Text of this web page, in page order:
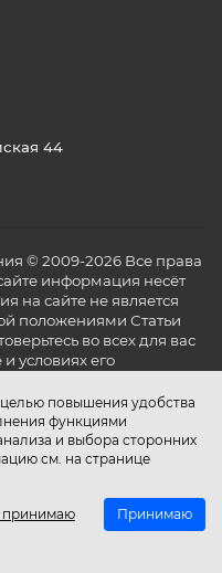
повышения удобства
функциями
и выбора сторонних
см. на странице
принимаю Принимаю
44
© 2009-2026 Все права
информация несёт
на сайте не является
положениями Статьи
во всех для вас
условиях его